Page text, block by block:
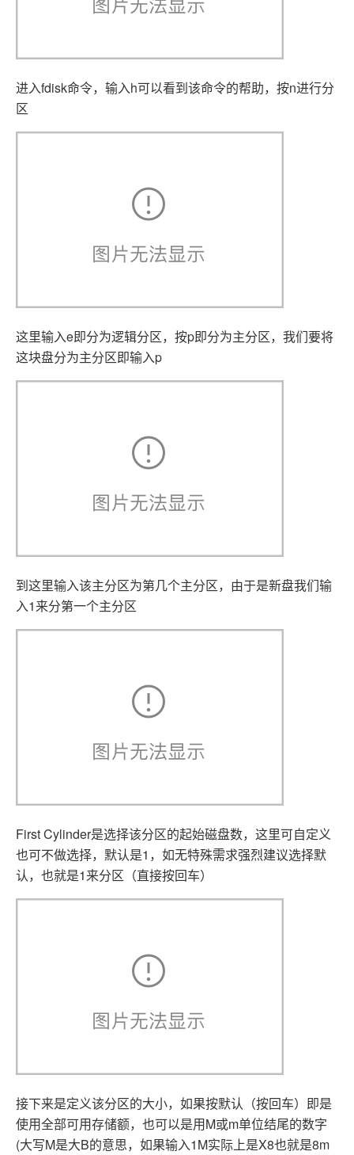
进入fdisk命令，输入h可以看到该命令的帮助，按n进行分
区
这里输入e即分为逻辑分区，按p即分为主分区，我们要将
这块盘分为主分区即输入p
到这里输入该主分区为第几个主分区，由于是新盘我们输
入1来分第一个主分区
First Cylinder是选择该分区的起始磁盘数，这里可自定义
也可不做选择，默认是1，如无特殊需求强烈建议选择默
认，也就是1来分区（直接按回车）
接下来是定义该分区的大小，如果按默认（按回车）即是
使用全部可用存储额，也可以是用M或m单位结尾的数字
(大写M是大B的意思，如果输入1M实际上是X8也就是8m